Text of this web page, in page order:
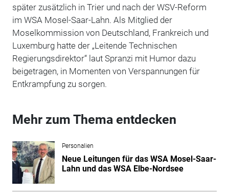
später zusätzlich in Trier und nach der WSV-Reform
im WSA Mosel-Saar-Lahn. Als Mitglied der
Moselkommission von Deutschland, Frankreich und
Luxemburg hatte der „Leitende Technischen
Regierungsdirektor“ laut Spranzi mit Humor dazu
beigetragen, in Momenten von Verspannungen für
Entkrampfung zu sorgen.
Mehr zum Thema entdecken
Personalien
Neue Leitungen für das WSA Mosel-Saar-
Lahn und das WSA Elbe-Nordsee